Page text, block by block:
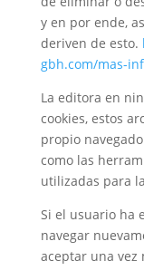
y en por ende,
deriven de esto.
gbh.com/mas-
La editora en
cookies, estos
propio
como las
utilizadas para
Si el usuario ha
navegar
aceptar una vez